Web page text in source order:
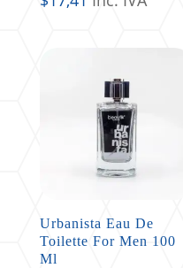
Urbanista Eau De
Toilette For Men 100
Ml